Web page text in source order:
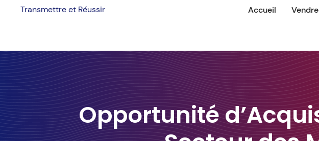
Transmettre et Réussir Accueil
Opportunité